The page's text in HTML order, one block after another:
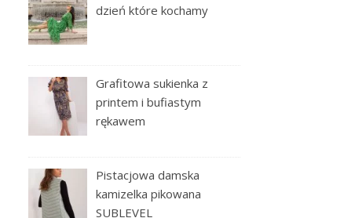
dzień które kochamy
Grafitowa sukienka z
printem i bufiastym
rękawem
Pistacjowa damska
kamizelka pikowana
SUBLEVEL